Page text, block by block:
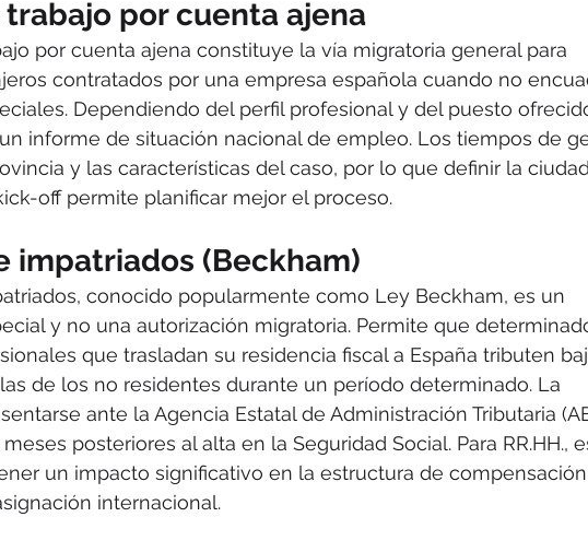
trabajo por cuenta ajena
por cuenta ajena constituye la vía migratoria general para
contratados por una empresa española cuando no
Dependiendo del perfil profesional y del puesto
informe de situación nacional de empleo. Los tiempos de
y las características del caso, por lo que definir la
off permite planificar mejor el proceso.
impatriados (Beckham)
conocido popularmente como Ley Beckham, es un
y no una autorización migratoria. Permite que
que trasladan su residencia fiscal a España tributen
de los no residentes durante un período determinado. La
ante la Agencia Estatal de Administración Tributaria
posteriores al alta en la Seguridad Social. Para RR.HH.,
un impacto significativo en la estructura de
internacional.